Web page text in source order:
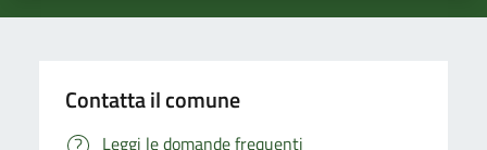
Contatta il comune
Leggi le domande frequenti